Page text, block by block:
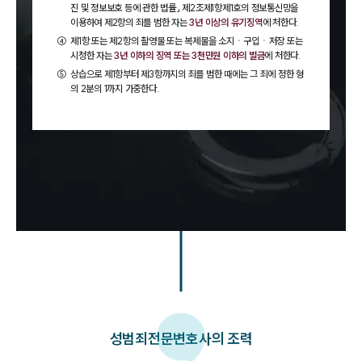
진 및 정보보호 등에 관한 법률」 제2조제1항제1호의 정보통신망을
이용하여 제2항의 죄를 범한 자는3년 이상의 유기징역에 처한다.
④ 제1항 또는 제2항의 촬영물 또는 복제물을 소지ㆍ구입ㆍ저장 또는
시청한 자는3년 이하의 징역 또는 3천만원 이하의 벌금에 처한다.
⑤ 상습으로 제1항부터 제3항까지의 죄를 범한 때에는 그 죄에 정한 형
의 2분의 1까지 가중한다.
성범죄전문변호사의 조력